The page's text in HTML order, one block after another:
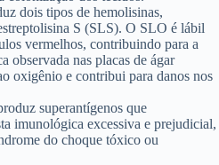
dois tipos de hemolisinas,
S (SLS). O SLO é lábil
vermelhos, contribuindo para a
observada nas placas de ágar
oxigênio e contribui para danos nos
superantígenos que
imunológica excessiva e prejudicial,
do choque tóxico ou